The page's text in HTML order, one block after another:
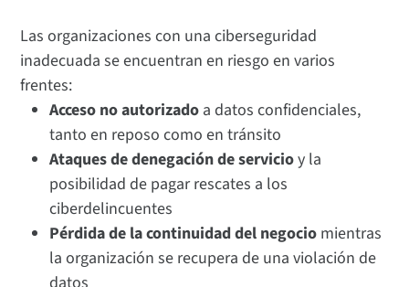
Las organizaciones con una ciberseguridad
inadecuada se encuentran en riesgo en varios
frentes:
Acceso no autorizado a datos confidenciales,
tanto en reposo como en tránsito
Ataques de denegación de servicioy la
posibilidad de pagar rescates a los
ciberdelincuentes
Pérdida de la continuidad del negocio mientras
la organización se recupera de una violación de